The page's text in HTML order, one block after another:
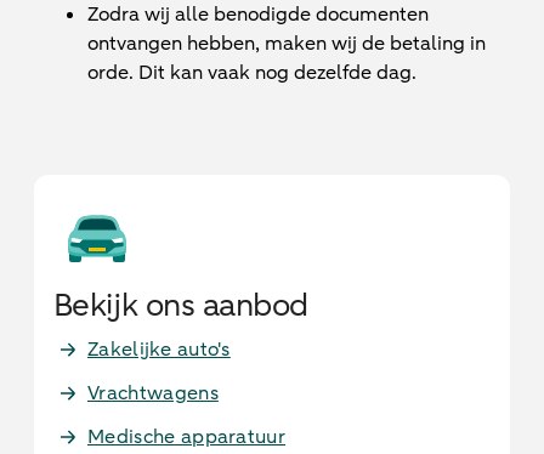
Zodra wij alle benodigde documenten
ontvangen hebben, maken wij de betaling in
orde. Dit kan vaak nog dezelfde dag.
Bekijk ons aanbod
Zakelijke auto's
Vrachtwagens
Medische apparatuur